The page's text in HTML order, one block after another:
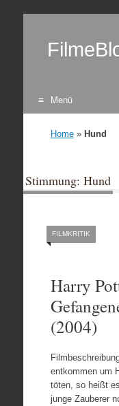
Menü
Home» Hund
Stimmung: Hund
FILMKRITIK
Harry
(2004)
entkommen um
töten, so heißt
junge Zauberer